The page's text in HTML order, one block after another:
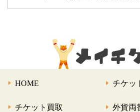
HOME チケッ
チケット買取 外貨両